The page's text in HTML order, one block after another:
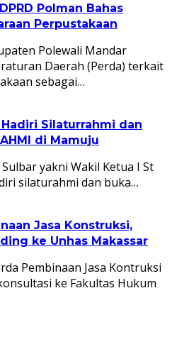
Polman Bahas
Perpustakaan
Polewali Mandar
Daerah (Perda) terkait
sebagai…
Silaturrahmi dan
di Mamuju
yakni Wakil Ketua I St
silaturahmi dan buka…
Jasa Konstruksi,
ke Unhas Makassar
Pembinaan Jasa Kontruksi
ke Fakultas Hukum